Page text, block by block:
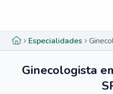
Especialidades
Ginecologista